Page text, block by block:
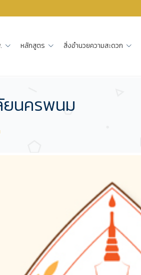
หลักสูตร สิ่งอำนวยความสะดวก
ยนครพนม